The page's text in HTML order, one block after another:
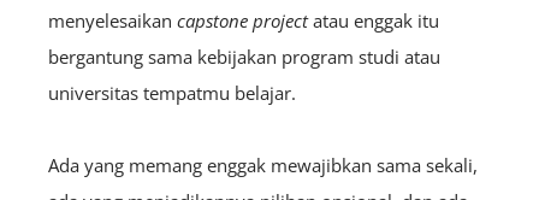
menyelesaikan capstone projectatau enggak itu
bergantung sama kebijakan program studi atau
universitas tempatmu belajar.
Ada yang memang enggak mewajibkan sama sekali,